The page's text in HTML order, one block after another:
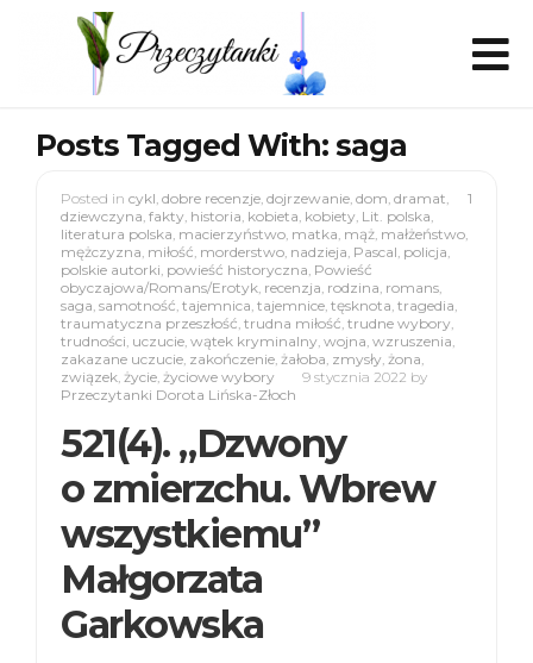
Posts Tagged With: saga
1
Posted in cykl, dobre recenzje, dojrzewanie, dom, dramat,
dziewczyna, fakty, historia, kobieta, kobiety, Lit. polska,
literatura polska, macierzyństwo, matka, mąż, małżeństwo,
mężczyzna, miłość, morderstwo, nadzieja, Pascal, policja,
polskie autorki, powieść historyczna, Powieść
obyczajowa/Romans/Erotyk, recenzja, rodzina, romans,
saga, samotność, tajemnica, tajemnice, tęsknota, tragedia,
traumatyczna przeszłość, trudna miłość, trudne wybory,
trudności, uczucie, wątek kryminalny, wojna, wzruszenia,
zakazane uczucie, zakończenie, żałoba, zmysły, żona,
związek, życie, życiowe wybory 9 stycznia 2022 by
Przeczytanki Dorota Lińska-Złoch
521(4). „Dzwony
o zmierzchu. Wbrew
wszystkiemu”
Małgorzata
Garkowska